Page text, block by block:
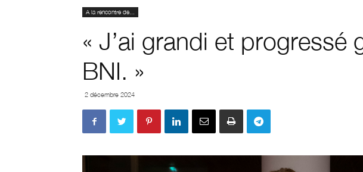
A la rencontre de...
« J’ai grandi et progressé
BNI. »
2 décembre 2024